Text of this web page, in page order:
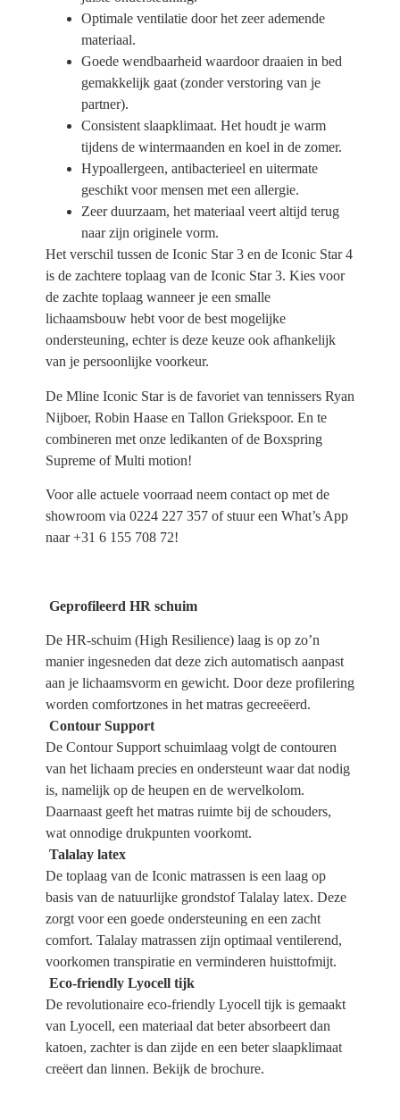
Optimale ventilatie door het zeer ademende
materiaal.
Goede wendbaarheid waardoor draaien in bed
gemakkelijk gaat (zonder verstoring van je
partner).
Consistent slaapklimaat. Het houdt je warm
tijdens de wintermaanden en koel in de zomer.
Hypoallergeen, antibacterieel en uitermate
geschikt voor mensen met een allergie.
Zeer duurzaam, het materiaal veert altijd terug
naar zijn originele vorm.
Het verschil tussen de Iconic Star 3 en de Iconic Star 4
is de zachtere toplaag van de Iconic Star 3. Kies voor
de zachte toplaag wanneer je een smalle
lichaamsbouw hebt voor de best mogelijke
ondersteuning, echter is deze keuze ook afhankelijk
van je persoonlijke voorkeur.
De Mline Iconic Star is de favoriet van tennissers Ryan
Nijboer, Robin Haase en Tallon Griekspoor. En te
combineren met onze ledikanten of de Boxspring
Supreme ofMulti motion!
Voor alle actuele voorraad neem contact op met de
showroom via 0224 227 357 of stuur een What’s App
naar +31 6 155 708 72!
Geprofileerd HR schuim
De HR-schuim (High Resilience) laag is op zo’n
manier ingesneden dat deze zich automatisch aanpast
aan je lichaamsvorm en gewicht. Door deze profilering
worden comfortzones in het matras gecreeëerd.
Contour Support
De Contour Support schuimlaag volgt de contouren
van het lichaam precies en ondersteunt waar dat nodig
is, namelijk op de heupen en de wervelkolom.
Daarnaast geeft het matras ruimte bij de schouders,
wat onnodige drukpunten voorkomt.
Talalay latex
De toplaag van de Iconic matrassen is een laag op
basis van de natuurlijke grondstof Talalay latex. Deze
zorgt voor een goede ondersteuning en een zacht
comfort. Talalay matrassen zijn optimaal ventilerend,
voorkomen transpiratie en verminderen huisttofmijt.
Eco-friendly Lyocell tijk
De revolutionaire eco-friendly Lyocell tijk is gemaakt
van Lyocell, een materiaal dat beter absorbeert dan
katoen, zachter is dan zijde en een beter slaapklimaat
creëert dan linnen. Bekijk de brochure.